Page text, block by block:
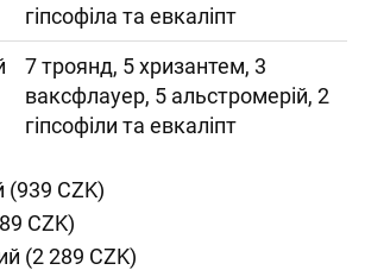
гіпсофіла та евкаліпт
7 троянд, 5 хризантем, 3
ваксфлауер, 5 альстромерій, 2
гіпсофіли та евкаліпт
(939 CZK)
CZK)
(2 289 CZK)